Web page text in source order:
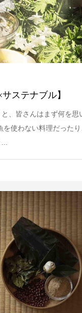
サステナブル】
、皆さんはまず何を思
を使わない料理だった